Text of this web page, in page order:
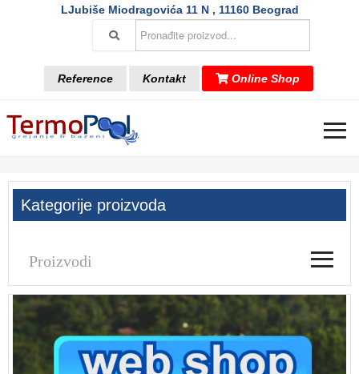
LJubiše Miodragovića 11 N , 11160 Beograd
Reference Kontakt Online Shop
≡
Kategorije proizvoda
Proizvodi ≡